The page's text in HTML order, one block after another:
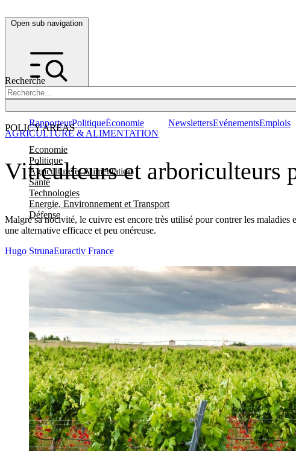
Open sub navigation
Recherche
POLICY AREAS
Economie
Politique
Agriculture et Alimentation
Santé
Technologies
Energie, Environnement et Transport
Défense
RapporteurPolitiqueÉconomie NewslettersEvénementsEmplois
Viticulteurs et arboriculteurs
Malgré sa nocivité, le cuivre est encore très utilisé pour contrer les
une alternative efficace et peu onéreuse.
AGRICULTURE & ALIMENTATION
Hugo StrunaEuractiv France